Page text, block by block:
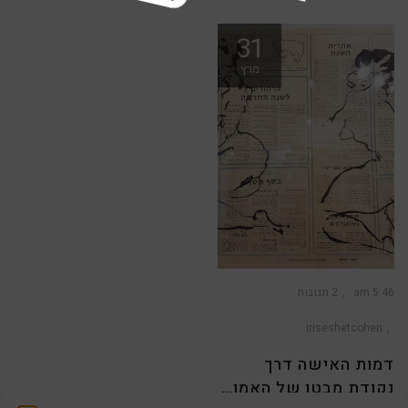
31
מרץ
5:46 am 2 תגובות
iriseshetcohen
דמות האישה דרך
נקודת מבטו של האמן…